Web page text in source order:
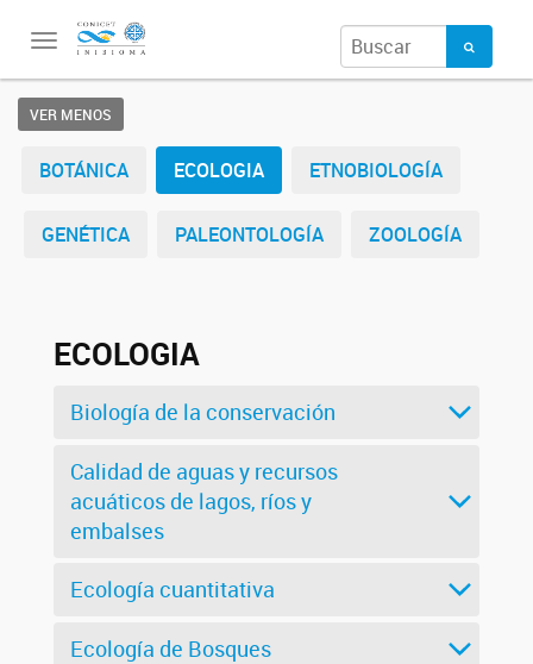
Toggle
VER MENOS
BOTÁNICA ECOLOGIA ETNOBIOLOGÍA
GENÉTICA PALEONTOLOGÍA ZOOLOGÍA
ECOLOGIA
Biología de la conservación
Calidad de aguas y recursos
acuáticos de lagos, ríos y
embalses
Ecología cuantitativa
Ecología de Bosques